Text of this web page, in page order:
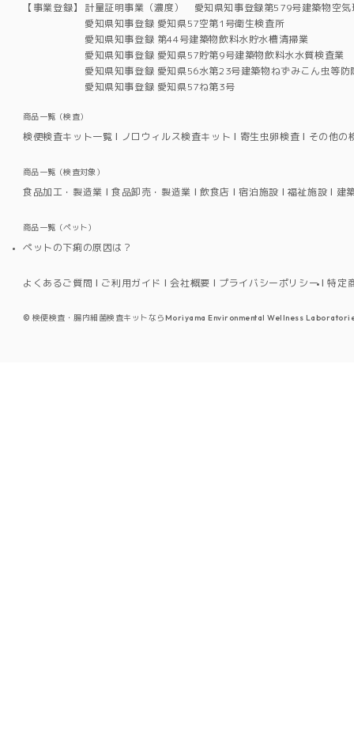
【事業登録】
計量証明事業（濃度） 愛知県知事登録第579号建築物空気
愛知県知事登録 愛知県57空第1号衛生検査所
愛知県知事登録 第44号建築物飲料水貯水槽清掃業
愛知県知事登録 愛知県57貯第9号建築物飲料水水質検査業
愛知県知事登録 愛知県56水第23号建築物ねずみこん虫等防
愛知県知事登録 愛知県57ね第3号
商品一覧（検査）
検便検査キット一覧 ノロウィルス検査キット 寄生虫卵検査 その他の
商品一覧（検査対象）
食品加工・製造業 食品卸売・製造業 飲食店 宿泊施設 福祉施設 建
商品一覧（ペット）
ペットの下痢の原因は？
よくあるご質問 ご利用ガイド 会社概要 プライバシーポリシー 特定
© 検便検査・腸内細菌検査キットならMoriyama Environmental Wellness